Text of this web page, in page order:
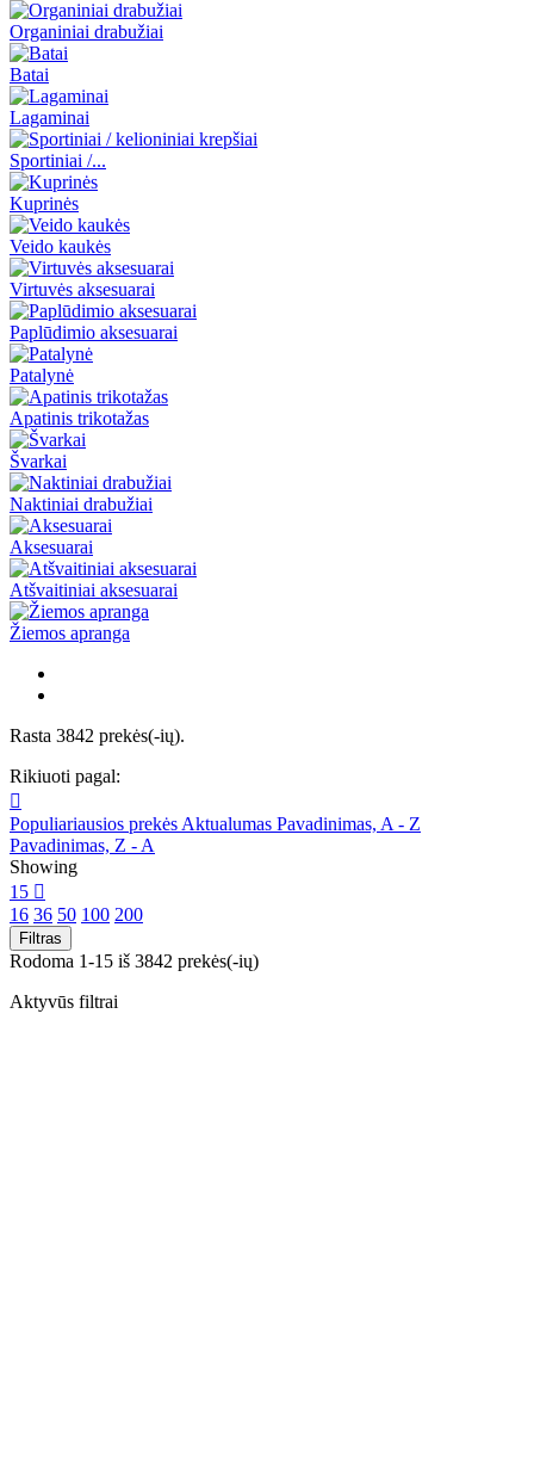
Organiniai drabužiai
Batai
Lagaminai
Sportiniai /...
Kuprinės
Veido kaukės
Virtuvės aksesuarai
Paplūdimio aksesuarai
Patalynė
Apatinis trikotažas
Švarkai
Naktiniai drabužiai
Aksesuarai
Atšvaitiniai aksesuarai
Žiemos apranga
Rasta 3842 prekės(-ių).
Rikiuoti pagal:

Populiariausios prekės Aktualumas Pavadinimas, A - Z
Pavadinimas, Z - A
Showing
15 
16 36 50 100 200
Filtras
Rodoma 1-15 iš 3842 prekės(-ių)
Aktyvūs filtrai